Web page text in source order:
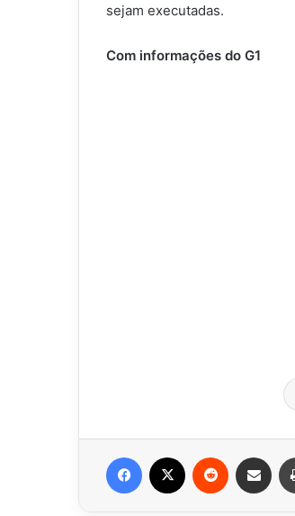
sejam executadas.
Com informações do G1
Facebook Reddit Compartilhar via e-mail